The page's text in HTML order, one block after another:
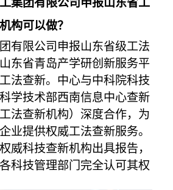
构可以做？
有限公司申报山东省级工法
东省青岛产学研创新服务平
法查新。中心与中科院科技
学技术部西南信息中心查新
法查新机构）深度合作，为
业提供权威工法查新服务。
威科技查新机构出具报告，
科技管理部门完全认可其权